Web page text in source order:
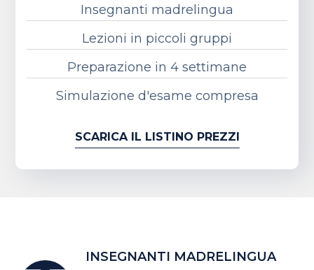
Insegnanti madrelingua
Lezioni in piccoli gruppi
Preparazione in 4 settimane
Simulazione d'esame compresa
SCARICA IL LISTINO PREZZI
INSEGNANTI MADRELINGUA